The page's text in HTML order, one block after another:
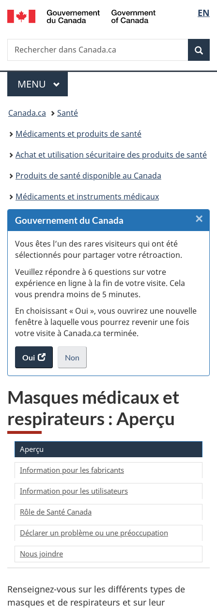
Passer
au
des
Passer
au
principal
Passer
à
Au
du
Passer
à
version
simplifiée
de
la
EN
Recherche
Rechercher
dans
Menu
MENU PRINCIPAL
Vous
êtes
ici :
Canada.ca
Santé
Médicaments et produits de santé
Achat et utilisation sécuritaire des produits de santé
Produits de santé disponible au Canada
Médicaments et instruments médicaux
Gouvernement du Canada
Vous êtes l’un des rares visiteurs qui ont été
sélectionnés pour partager votre rétroaction.
Veuillez répondre à 6 questions sur votre
expérience en ligne à la fin de votre visite. Cela
vous prendra moins de 5 minutes.
En choisissant « Oui », vous ouvrirez une nouvelle
fenêtre à laquelle vous pourrez revenir une fois
votre visite à Canada.ca terminée.
Oui
accéder
au
Non
je
pas
au
site
web,
.
×
Masques médicaux et
respirateurs : Aperçu
Aperçu
Information pour les fabricants
Information pour les utilisateurs
Rôle de Santé Canada
Déclarer un problème ou une préoccupation
Nous joindre
Renseignez-vous sur les différents types de
masques et de respirateurs et sur leur